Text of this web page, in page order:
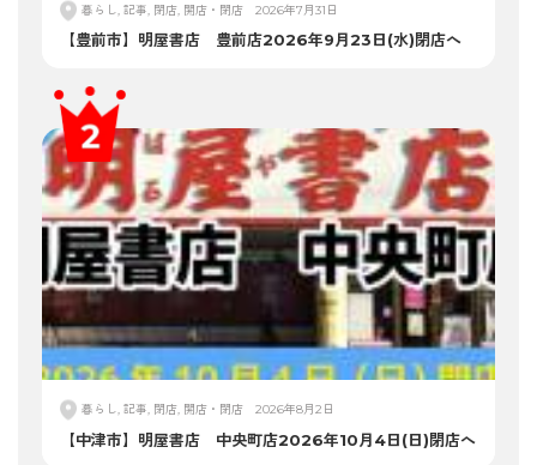
暮らし, 記事, 閉店, 開店・閉店 2026年7月31日
【豊前市】明屋書店 豊前店2026年9月23日(水)閉店へ
暮らし, 記事, 閉店, 開店・閉店 2026年8月2日
【中津市】明屋書店 中央町店2026年10月4日(日)閉店へ